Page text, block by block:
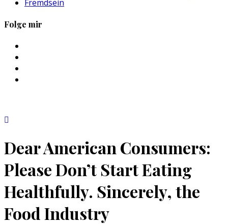
Fremdsein
Folge mir
Dear American Consumers:
Please Don’t Start Eating
Healthfully. Sincerely, the
Food Industry